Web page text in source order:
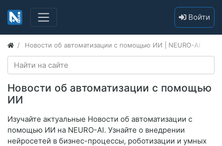
Войти
Новости об автоматизации с помощью ИИ | NEURO-AI
Новости об автоматизации с помощью
ИИ
Изучайте актуальные Новости об автоматизации с
помощью ИИ на NEURO-AI. Узнайте о внедрении
нейросетей в бизнес-процессы, роботизации и умных